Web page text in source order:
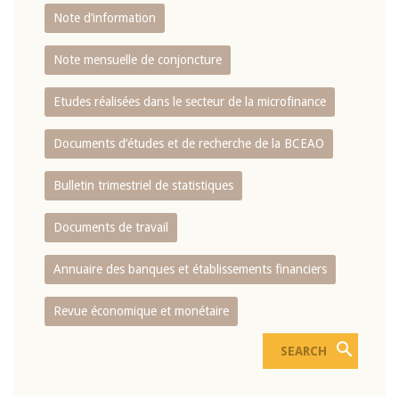
Note d’information
Note mensuelle de conjoncture
Etudes réalisées dans le secteur de la microfinance
Documents d’études et de recherche de la BCEAO
Bulletin trimestriel de statistiques
Documents de travail
Annuaire des banques et établissements financiers
Revue économique et monétaire